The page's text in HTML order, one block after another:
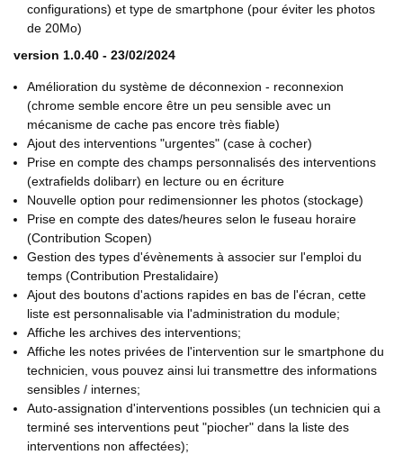
configurations) et type de smartphone (pour éviter les photos
de 20Mo)
version 1.0.40 - 23/02/2024
Amélioration du système de déconnexion - reconnexion
(chrome semble encore être un peu sensible avec un
mécanisme de cache pas encore très fiable)
Ajout des interventions "urgentes" (case à cocher)
Prise en compte des champs personnalisés des interventions
(extrafields dolibarr) en lecture ou en écriture
Nouvelle option pour redimensionner les photos (stockage)
Prise en compte des dates/heures selon le fuseau horaire
(Contribution Scopen)
Gestion des types d'évènements à associer sur l'emploi du
temps (Contribution Prestalidaire)
Ajout des boutons d'actions rapides en bas de l'écran, cette
liste est personnalisable via l'administration du module;
Affiche les archives des interventions;
Affiche les notes privées de l'intervention sur le smartphone du
technicien, vous pouvez ainsi lui transmettre des informations
sensibles / internes;
Auto-assignation d'interventions possibles (un technicien qui a
terminé ses interventions peut "piocher" dans la liste des
interventions non affectées);